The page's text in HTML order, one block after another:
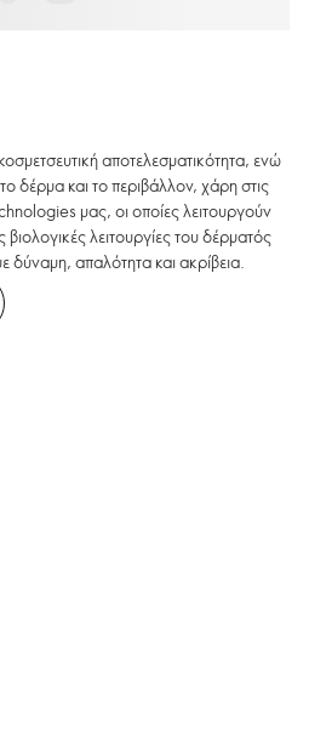
αποτελεσματικότητα, ενώ
δέρμα και το περιβάλλον, χάρη στις
μας, οι οποίες λειτουργούν
λειτουργίες του δέρματός
δύναμη, απαλότητα και ακρίβεια.